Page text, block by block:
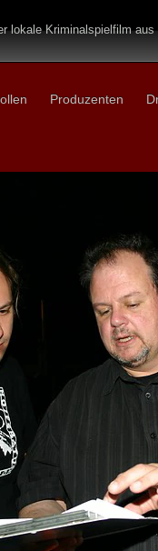
lokale Kriminalspielfilm
Produzenten